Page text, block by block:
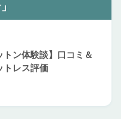
トン体験談】口コミ＆
トレス評価